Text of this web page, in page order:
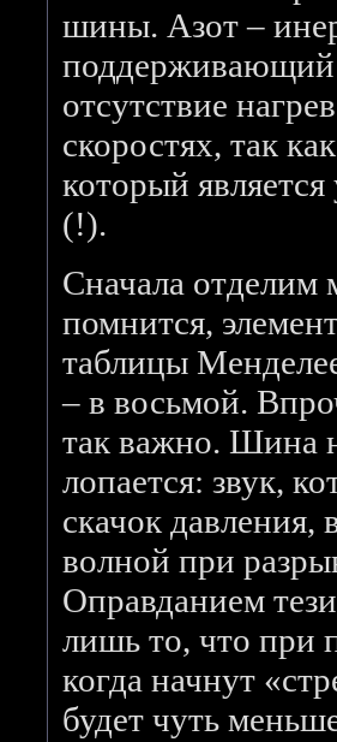
шины. Азот –
поддерживающий
отсутствие
скоростях, так
который
(!).
Сначала отделим
помнится,
таблицы
– в восьмой.
так важно. Шина
лопается: звук,
скачок
волной при
Оправданием
лишь то, что при
когда начнут
будет чуть